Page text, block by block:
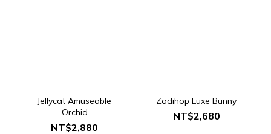
Jellycat Amuseable
Orchid
NT$2,880
Zodihop Luxe Bunny
NT$2,680